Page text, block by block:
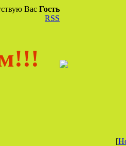
Вас Гость
RSS
[